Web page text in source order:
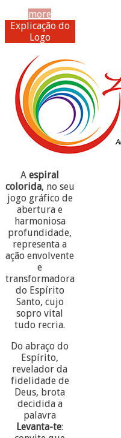
more
Explicação do
Logo
Aespiral
colorida, no seu
jogo gráfico de
abertura e
harmoniosa
profundidade,
representa a
ação envolvente
e
transformadora
do Espírito
Santo, cujo
sopro vital
tudo recria.
Do abraço do
Espírito,
revelador da
fidelidade de
Deus, brota
decidida a
palavra
Levanta-te: